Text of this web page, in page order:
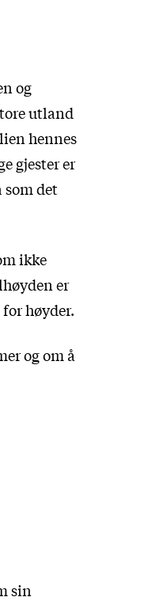
og
utland
hennes
gjester er
det
ikke
er
høyder.
og om å
sin